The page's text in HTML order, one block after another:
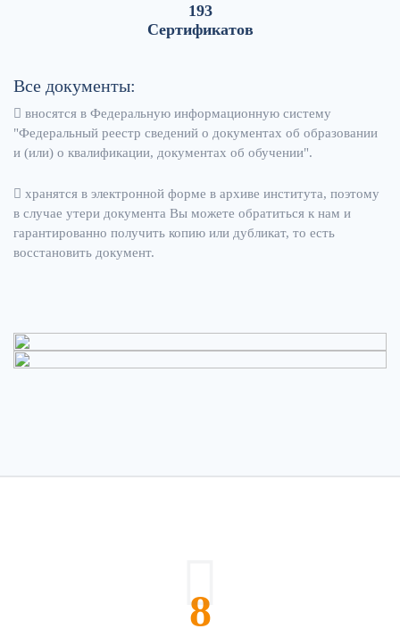
193
Сертификатов
Все документы:
вносятся в Федеральную информационную систему
"Федеральный реестр сведений о документах об образовании
и (или) о квалификации, документах об обучении".
хранятся в электронной форме в архиве института, поэтому
в случае утери документа Вы можете обратиться к нам и
гарантированно получить копию или дубликат, то есть
восстановить документ.
8